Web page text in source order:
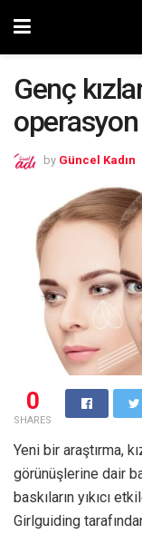
Genç
operasyon
by Güncel Kadın
0
SHARES
Yeni bir araştırma,
görünüşlerine dair
baskıların yıkıcı
Girlguiding